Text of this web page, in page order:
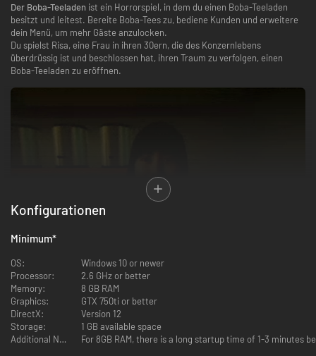
Der Boba-Teeladen ist ein Horrorspiel, in dem du einen Boba-Teeladen
besitzt und leitest. Bereite Boba-Tees zu, bediene Kunden und erweitere
dein Menü, um mehr Gäste anzulocken.
Du spielst Risa, eine Frau in ihren 30ern, die des Konzernlebens
überdrüssig ist und beschlossen hat, ihren Traum zu verfolgen, einen
Boba-Teeladen zu eröffnen.
Als Besitzer eines Boba-Teeladens wirst du auf eine Vielzahl von Kunden
treffen. Deine Aufgabe ist es, sie mit einem Lächeln zu begrüßen und ihre
Bestellungen aufzunehmen.
Konfigurationen
Minimum*
OS:
Windows 10 or newer
Processor:
2.6 GHz or better
Memory:
8 GB RAM
Graphics:
GTX 750ti or better
DirectX:
Version 12
Storage:
1 GB available space
Additional Notes:
For 8GB RAM, there is a long startup time of 1-3 minutes